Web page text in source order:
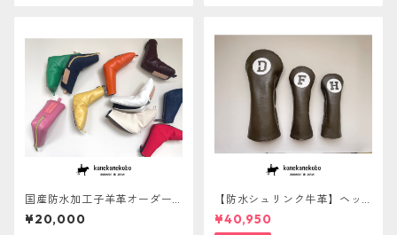
国産防水加工子羊革オーダー
メイドパターカバー【ERABER
U】
¥20,000
【防水シュリンク牛革】ヘッ
ドカバー３点セット ☆あと
から名入れサービス対象☆
¥40,950